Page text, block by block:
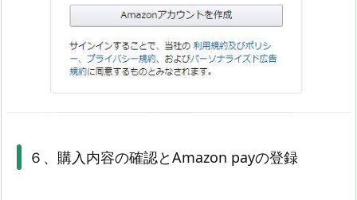
６、購入内容の確認とAmazon payの登録